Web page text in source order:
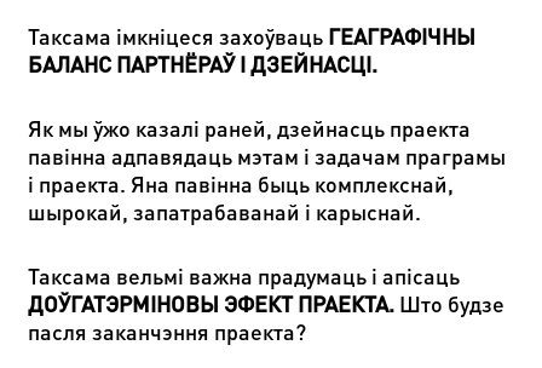
Таксама імкніцеся захоўваць ГЕАГРАФІЧНЫ
БАЛАНС ПАРТНЁРАЎ І ДЗЕЙНАСЦІ.
Як мы ўжо казалі раней, дзейнасць праекта
павінна адпавядаць мэтам і задачам праграмы
і праекта. Яна павінна быць комплекснай,
шырокай, запатрабаванай і карыснай.
Таксама вельмі важна прадумаць і апісаць
ДОЎГАТЭРМІНОВЫ ЭФЕКТ ПРАЕКТА. Што будзе
пасля заканчэння праекта?